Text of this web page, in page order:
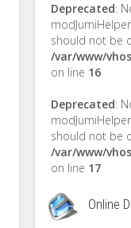
Deprecated:
should not be
/var/www/
on line 16
Deprecated:
should not be
/var/www/
on line 17
Online